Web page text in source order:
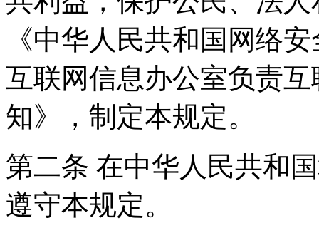
《中华人民共和国网络
互联网信息办公室负责
知》，制定本规定。
第二条 在中华人民共和
遵守本规定。